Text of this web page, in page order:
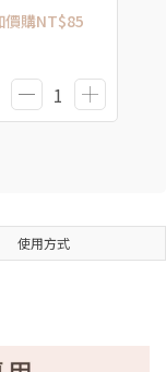
價購NT$85
使用方式